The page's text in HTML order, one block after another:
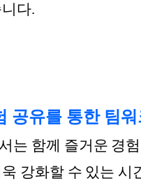
다.
공유를 통한 팀
는 함께 즐거운 경
강화할 수 있는 시